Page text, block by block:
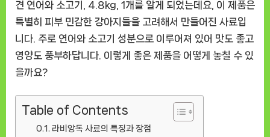
후
견 연어와 소고기, 4.8kg, 1개를 알게 되었는데요, 이 제품은
특별히 피부 민감한 강아지들을 고려해서 만들어진 사료입
니다. 주로 연어와 소고기 성분으로 이루어져 있어 맛도 좋고
영양도 풍부하답니다. 이렇게 좋은 제품을 어떻게 놓칠 수 있
을까요?
Table of Contents
라비앙독 사료의 특징과 장점